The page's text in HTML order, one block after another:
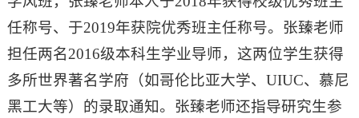
任称号、于2019年获院优秀班主任称号。张臻老师
担任两名2016级本科生学业导师，这两位学生获得
多所世界著名学府（如哥伦比亚大学、UIUC、慕尼
黑工大等）的录取通知。张臻老师还指导研究生参